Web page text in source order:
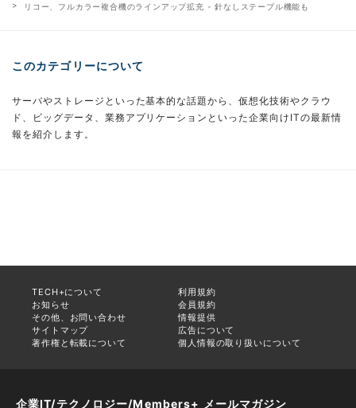
リコー、フルカラー複合機のラインアップ拡充 - 針なしステープル機能も
このカテゴリーについて
サーバやストレージといった基本的な話題から、仮想化技術やクラウ
ド、ビッグデータ、業務アプリケーションといった企業向けITの最新情
報を紹介します。
TECH+について
利用規約
お知らせ
会員規約
その他、お問い合わせ
情報提供
サイトマップ
広告について
著作権と転載について
個人情報の取り扱いについて
企業IT/テクノロジー/Members+ メールマガジン